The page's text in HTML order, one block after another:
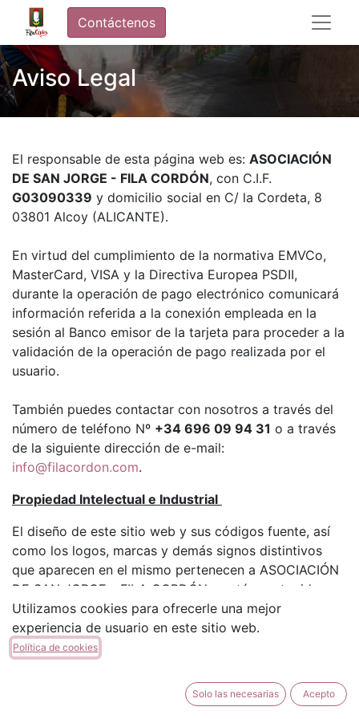
Contáctenos
Aviso Legal
El responsable de esta página web es: ASOCIACIÓN
DE SAN JORGE - FILA CORDÓN, con C.I.F.
G03090339​ y domicilio social en C/ la Cordeta, 8
03801 Alcoy (ALICANTE).
En virtud del cumplimiento de la normativa EMVCo,
MasterCard, VISA y la Directiva Europea PSDII,
durante la operación de pago electrónico comunicará
información referida a la conexión empleada en la
sesión al Banco emisor de la tarjeta para proceder a la
validación de la operación de pago realizada por el
usuario.
También puedes contactar con nosotros a través del
número de teléfono Nº +34 696 09 94 31 o a través
de la siguiente dirección de e-mail:
info@filacordon.com.
Propiedad Intelectual e Industrial
El diseño de este sitio web y sus códigos fuente, así
como los logos, marcas y demás signos distintivos
que aparecen en el mismo pertenecen a ASOCIACIÓN
DE SAN JORGE - FILA CORDÓN y están protegidos
por los correspondientes derechos de propiedad
intelectual e industrial.
Responsabilidad de los contenidos
Utilizamos cookies para ofrecerle una mejor
experiencia de usuario en este sitio web.
Política de cookies
Solo las necesarias Acepto